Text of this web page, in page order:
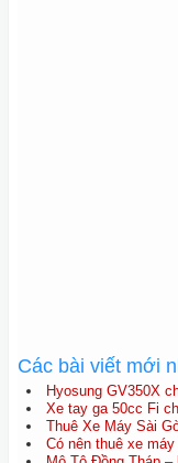
Các bài viết mới
Hyosung GV350X
Xe tay ga 50cc Fi
Thuê Xe Máy Sài
Có nên thuê xe máy